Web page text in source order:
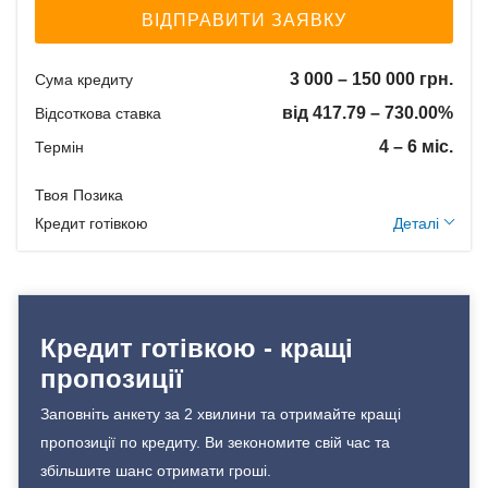
від 18 до 65
Дострокове без штрафів
Без страхування
Документи та
підтвердження доходу
Ідентифікаційний номер;
Вік позичальника
від 18 до 75
вартості застави, договір
позики
Щомісячна комісія:
Дострокове без штрафів
Документи та
підтвердження доходу
ВІДПРАВИТИ ЗАЯВКУ
Сума кредиту 3 000 – 150 000 грн.
Відсоткова ставка від 417.79 – 730.00%
Термін 4 – 6 міс.
Твоя Позика
Кредит готівкою
Деталі
Щомісячна комісія:
Застава: Без застави
Aннуітет
Спосіб погашення:
Кредит готівкою - кращі
пропозиції
Заповніть анкету за 2 хвилини та отримайте кращі
пропозиції по кредиту. Ви зекономите свій час та
збільшите шанс отримати гроші.